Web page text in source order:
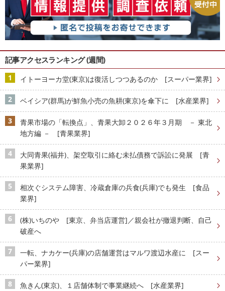
記事アクセスランキング (週間)
イトーヨーカ堂(東京)は復活しつつあるのか [スーパー業界]
ベイシア(群馬)が鮮魚小売の魚耕(東京)を傘下に [水産業界]
青果市場の「転換点」、青果大卸２０２６年３月期 － 東北
地方編 － [青果業界]
大同青果(福井)、架空取引に絡む未払債務で訴訟に発展 [青
果業界]
相次ぐシステム障害、冷蔵倉庫の兵食(兵庫)でも発生 [食品
業界]
(株)いちのや [東京、弁当店運営]／親会社が撤退判断、自己
破産へ
一転、ナカケー(兵庫)の店舗運営はマルワ渡辺水産に [スー
パー業界]
魚きん(東京)、１店舗体制で事業継続へ [水産業界]